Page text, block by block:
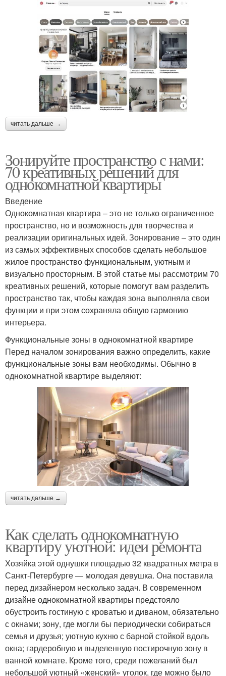
читать дальше →
Зонируйте пространство с нами:
70 креативных решений для
однокомнатной квартиры
Введение
Однокомнатная квартира – это не только ограниченное
пространство, но и возможность для творчества и
реализации оригинальных идей. Зонирование – это один
из самых эффективных способов сделать небольшое
жилое пространство функциональным, уютным и
визуально просторным. В этой статье мы рассмотрим 70
креативных решений, которые помогут вам разделить
пространство так, чтобы каждая зона выполняла свои
функции и при этом сохраняла общую гармонию
интерьера.
Функциональные зоны в однокомнатной квартире
Перед началом зонирования важно определить, какие
функциональные зоны вам необходимы. Обычно в
однокомнатной квартире выделяют:
читать дальше →
Как сделать однокомнатную
квартиру уютной: идеи ремонта
Хозяйка этой однушки площадью 32 квадратных метра в
Санкт-Петербурге — молодая девушка. Она поставила
перед дизайнером несколько задач. В современном
дизайне однокомнатной квартиры предстояло
обустроить гостиную с кроватью и диваном, обязательно
с окнами; зону, где могли бы периодически собираться
семья и друзья; уютную кухню с барной стойкой вдоль
окна; гардеробную и выделенную постирочную зону в
ванной комнате. Кроме того, среди пожеланий был
небольшой уютный «женский» уголок, где можно было